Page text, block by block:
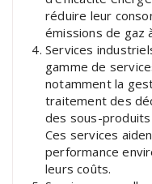
réduire leur
émissions de gaz
Services
gamme de
notamment la
traitement des
des sous-produits
Ces services
performance
leurs coûts.